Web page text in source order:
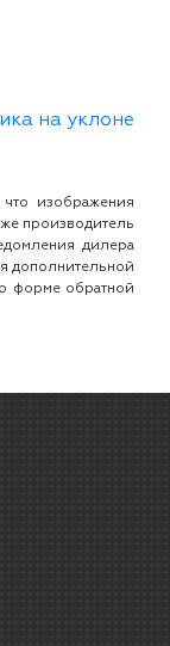
на уклоне
изображения
производитель
дилера
дополнительной
форме обратной